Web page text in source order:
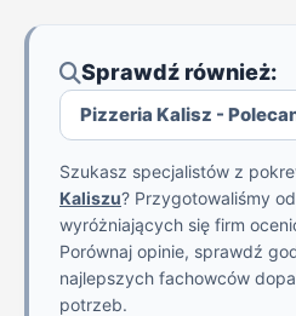
Sprawdź również:
Pizzeria Kalisz -
Szukasz specjalistów z
Kaliszu? Przygotowaliśmy
wyróżniających się firm
Porównaj opinie, sprawdź
najlepszych fachowców
potrzeb.